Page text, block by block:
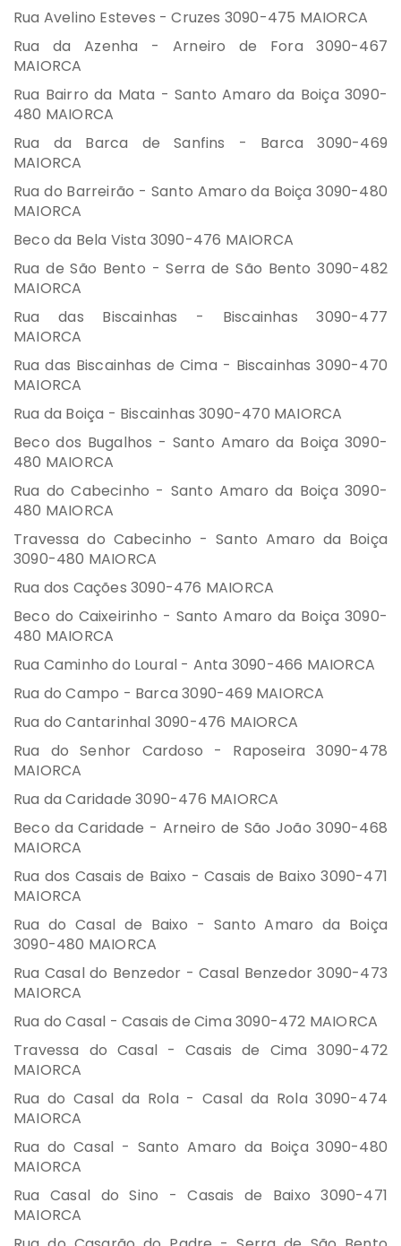
Rua Avelino Esteves - Cruzes 3090-475 MAIORCA
Rua da Azenha - Arneiro de Fora 3090-467
MAIORCA
Rua Bairro da Mata - Santo Amaro da Boiça 3090-
480 MAIORCA
Rua da Barca de Sanfins - Barca 3090-469
MAIORCA
Rua do Barreirão - Santo Amaro da Boiça 3090-480
MAIORCA
Beco da Bela Vista 3090-476 MAIORCA
Rua de São Bento - Serra de São Bento 3090-482
MAIORCA
Rua das Biscainhas - Biscainhas 3090-477
MAIORCA
Rua das Biscainhas de Cima - Biscainhas 3090-470
MAIORCA
Rua da Boiça - Biscainhas 3090-470 MAIORCA
Beco dos Bugalhos - Santo Amaro da Boiça 3090-
480 MAIORCA
Rua do Cabecinho - Santo Amaro da Boiça 3090-
480 MAIORCA
Travessa do Cabecinho - Santo Amaro da Boiça
3090-480 MAIORCA
Rua dos Cações 3090-476 MAIORCA
Beco do Caixeirinho - Santo Amaro da Boiça 3090-
480 MAIORCA
Rua Caminho do Loural - Anta 3090-466 MAIORCA
Rua do Campo - Barca 3090-469 MAIORCA
Rua do Cantarinhal 3090-476 MAIORCA
Rua do Senhor Cardoso - Raposeira 3090-478
MAIORCA
Rua da Caridade 3090-476 MAIORCA
Beco da Caridade - Arneiro de São João 3090-468
MAIORCA
Rua dos Casais de Baixo - Casais de Baixo 3090-471
MAIORCA
Rua do Casal de Baixo - Santo Amaro da Boiça
3090-480 MAIORCA
Rua Casal do Benzedor - Casal Benzedor 3090-473
MAIORCA
Rua do Casal - Casais de Cima 3090-472 MAIORCA
Travessa do Casal - Casais de Cima 3090-472
MAIORCA
Rua do Casal da Rola - Casal da Rola 3090-474
MAIORCA
Rua do Casal - Santo Amaro da Boiça 3090-480
MAIORCA
Rua Casal do Sino - Casais de Baixo 3090-471
MAIORCA